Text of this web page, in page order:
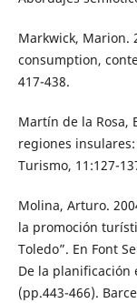
Markwick, Marion.
consumption,
417-438.
Martín de la Rosa,
regiones
Turismo, 11:127-
Molina, Arturo.
la promoción
Toledo”. En Font
De la planificación
(pp.443-466).